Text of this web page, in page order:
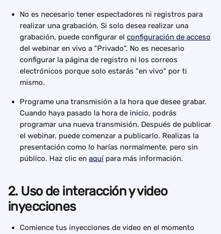
No es necesario tener espectadores ni registros para
realizar una grabación. Si solo desea realizar una
grabación, puede configurar el configuración de acceso
del webinar en vivo a "Privado". No es necesario
configurar la página de registro ni los correos
electrónicos porque solo estarás "en vivo" por ti
mismo.
Programe una transmisión a la hora que desee grabar.
Cuando haya pasado la hora de inicio, podrás
programar una nueva transmisión. Después de publicar
el webinar, puede comenzar a publicarlo. Realizas la
presentación como lo harías normalmente, pero sin
público. Haz clic en aquí para más información.
2. Uso de interacción y video
inyecciones
Comience tus inyecciones de video en el momento